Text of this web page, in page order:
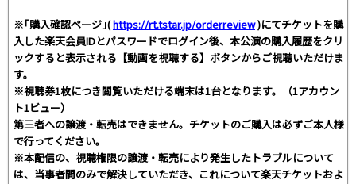
※｢購入確認ページ｣(https://rt.tstar.jp/orderreview)にてチケットを購
入した楽天会員IDとパスワードでログイン後、本公演の購入履歴をクリ
ックすると表示される【動画を視聴する】ボタンからご視聴いただけま
す。
※視聴券1枚につき閲覧いただける端末は1台となります。（1アカウン
ト1ビュー）
第三者への譲渡・転売はできません。チケットのご購入は必ずご本人様
で行ってください。
※本配信の、視聴権限の譲渡・転売により発生したトラブルについて
は、当事者間のみで解決していただき、これについて楽天チケットおよ